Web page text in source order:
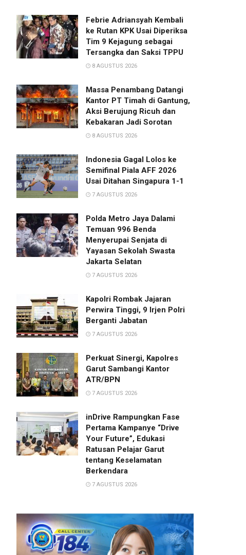
Febrie Adriansyah Kembali
ke Rutan KPK Usai Diperiksa
Tim 9 Kejagung sebagai
Tersangka dan Saksi TPPU
8 AGUSTUS 2026
Massa Penambang Datangi
Kantor PT Timah di Gantung,
Aksi Berujung Ricuh dan
Kebakaran Jadi Sorotan
8 AGUSTUS 2026
Indonesia Gagal Lolos ke
Semifinal Piala AFF 2026
Usai Ditahan Singapura 1-1
7 AGUSTUS 2026
Polda Metro Jaya Dalami
Temuan 996 Benda
Menyerupai Senjata di
Yayasan Sekolah Swasta
Jakarta Selatan
7 AGUSTUS 2026
Kapolri Rombak Jajaran
Perwira Tinggi, 9 Irjen Polri
Berganti Jabatan
7 AGUSTUS 2026
Perkuat Sinergi, Kapolres
Garut Sambangi Kantor
ATR/BPN
7 AGUSTUS 2026
inDrive Rampungkan Fase
Pertama Kampanye “Drive
Your Future”, Edukasi
Ratusan Pelajar Garut
tentang Keselamatan
Berkendara
7 AGUSTUS 2026